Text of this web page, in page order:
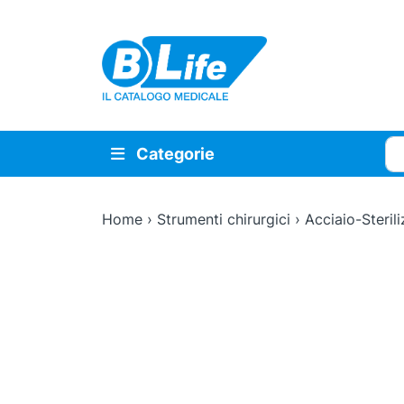
Vai al contenuto principale
Categorie
Home› Strumenti chirurgici › Acciaio-